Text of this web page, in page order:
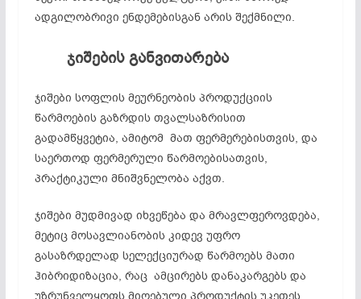
ადგილობრივი ენდემებისგან არის შექმნილი.
ჯიშების განვითარება
ჯიშები სოფლის მეურნეობის პროდუქციის
წარმოების გაზრდის თვალსაზრისით
გადამწყვეტია, ამიტომ მათ ფერმერებისთვის, და
საერთოდ ფერმერული წარმოებისათვის,
პრაქტიკული მნიშვნელობა აქვთ.
ჯიშები მუდმივად იხვეწება და მრავლფეროვდება,
მეტიც მოსავლიანობის კიდევ უფრო
გასაზრდელად სელექციურად წარმოებს მათი
ჰიბრიდიზაცია, რაც ამცირებს დანაკარგებს და